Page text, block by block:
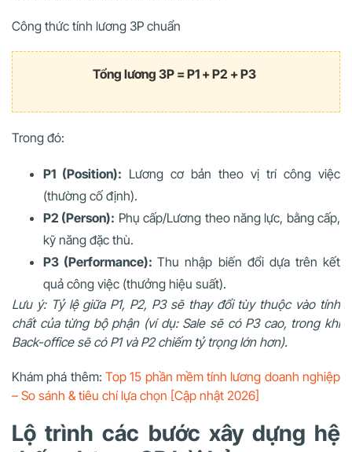
Công thức tính lương 3P chuẩn
Tổng lương 3P = P1 + P2 + P3
Trong đó:
P1 (Position): Lương cơ bản theo vị trí công việc
(thường cố định).
P2 (Person): Phụ cấp/Lương theo năng lực, bằng cấp,
kỹ năng đặc thù.
P3 (Performance):Thu nhập biến đổi dựa trên kết
quả công việc (thưởng hiệu suất).
Lưu ý: Tỷ lệ giữa P1, P2, P3 sẽ thay đổi tùy thuộc vào tính
chất của từng bộ phận (ví dụ: Sale sẽ có P3 cao, trong khi
Back-office sẽ có P1 và P2 chiếm tỷ trọng lớn hơn).
Khám phá thêm: Top 15 phần mềm tính lương doanh nghiệp
– So sánh & tiêu chí lựa chọn [Cập nhật 2026]
Lộ trình các bước xây dựng hệ